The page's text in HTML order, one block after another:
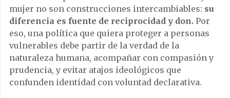
mujer no son construcciones intercambiables: su
diferencia es fuente de reciprocidad y don. Por
eso, una política que quiera proteger a personas
vulnerables debe partir de la verdad de la
naturaleza humana, acompañar con compasión y
prudencia, y evitar atajos ideológicos que
confunden identidad con voluntad declarativa.